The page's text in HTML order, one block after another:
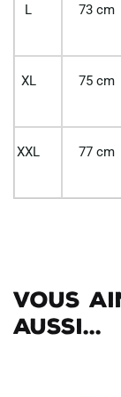
L 73 cm
XL 75 cm
XXL 77 cm
Vous
aussi...